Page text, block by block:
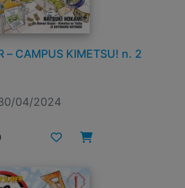
– CAMPUS KIMETSU! n. 2
04/2024